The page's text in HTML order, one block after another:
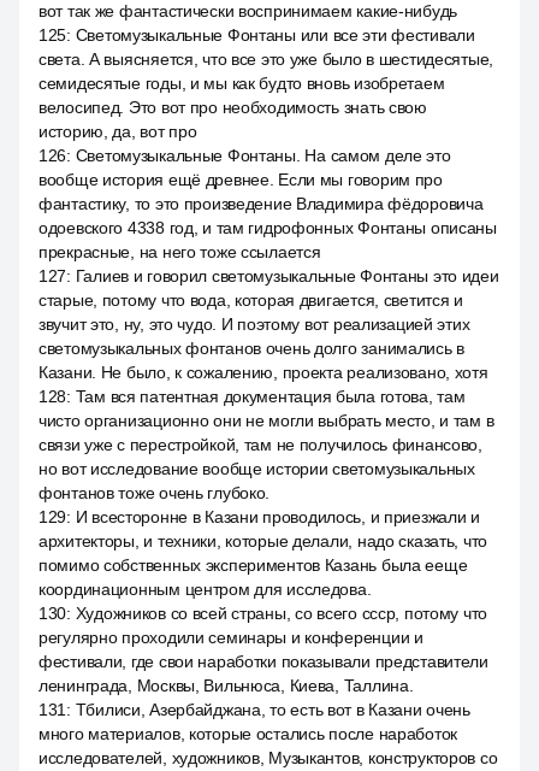
вот так же фантастически воспринимаем какие-нибудь
125: Светомузыкальные Фонтаны или все эти фестивали
света. А выясняется, что все это уже было в шестидесятые,
семидесятые годы, и мы как будто вновь изобретаем
велосипед. Это вот про необходимость знать свою
историю, да, вот про
126: Светомузыкальные Фонтаны. На самом деле это
вообще история ещё древнее. Если мы говорим про
фантастику, то это произведение Владимира фёдоровича
одоевского 4338 год, и там гидрофонных Фонтаны описаны
прекрасные, на него тоже ссылается
127: Галиев и говорил светомузыкальные Фонтаны это идеи
старые, потому что вода, которая двигается, светится и
звучит это, ну, это чудо. И поэтому вот реализацией этих
светомузыкальных фонтанов очень долго занимались в
Казани. Не было, к сожалению, проекта реализовано, хотя
128: Там вся патентная документация была готова, там
чисто организационно они не могли выбрать место, и там в
связи уже с перестройкой, там не получилось финансово,
но вот исследование вообще истории светомузыкальных
фонтанов тоже очень глубоко.
129: И всесторонне в Казани проводилось, и приезжали и
архитекторы, и техники, которые делали, надо сказать, что
помимо собственных экспериментов Казань была ееще
координационным центром для исследова.
130: Художников со всей страны, со всего ссср, потому что
регулярно проходили семинары и конференции и
фестивали, где свои наработки показывали представители
ленинграда, Москвы, Вильнюса, Киева, Таллина.
131 : Тбилиси, Азербайджана, то есть вот в Казани очень
много материалов, которые остались после наработок
исследователей, художников, Музыкантов, конструкторов со